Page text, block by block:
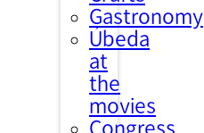
Gastronomy
Úbeda
at
the
movies